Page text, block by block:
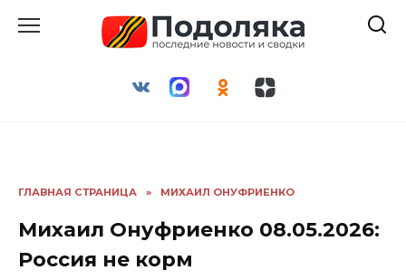
ГЛАВНАЯ СТРАНИЦА » МИХАИЛ ОНУФРИЕНКО
Михаил Онуфриенко 08.05.2026:
Россия не корм